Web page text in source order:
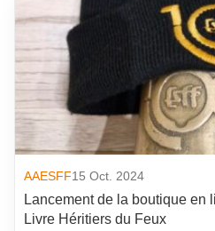
AAESFF15 Oct. 2024
Lancement de la boutique en
Livre Héritiers du Feux